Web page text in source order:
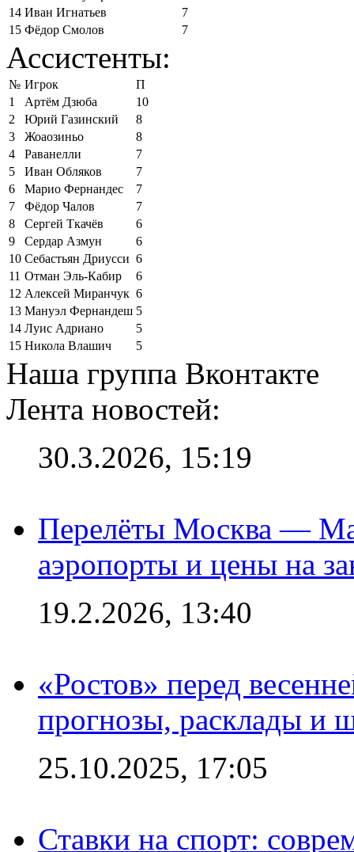
14 Иван Игнатьев
7
15 Фёдор Смолов 7
Ассистенты:
№ Игрок
П
1
Артём Дзюба
10
2
Юрий Газинский
8
3
Жоаозиньо
8
4
Раванелли
7
5
Иван Обляков
7
6
Марио Фернандес
7
7
Фёдор Чалов
7
8
Сергей Ткачёв
6
9
Сердар Азмун
6
10 Себастьян Дриусси 6
11 Отман Эль-Кабир
6
12 Алексей Миранчук 6
13 Мануэл Фернандеш 5
14 Луис Адриано
5
15 Никола Влашич 5
Наша группа Вконтакте
Лента новостей:
30.3.2026, 15:19
Перелёты Москва —
аэропорты и цены на
19.2.2026, 13:40
«Ростов» перед
прогнозы, расклады и
25.10.2025, 17:05
Ставки на спорт: